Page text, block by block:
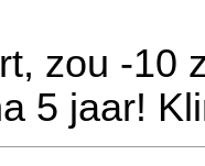
zou -10
5 jaar!